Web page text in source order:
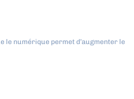
le numérique permet d’augmenter le